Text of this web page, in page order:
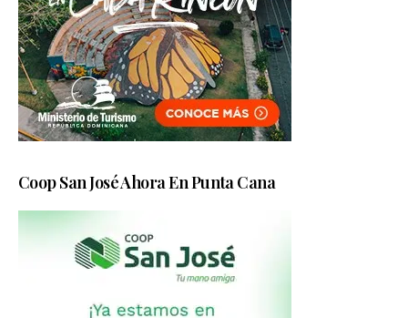
Coop San José Ahora En Punta Cana